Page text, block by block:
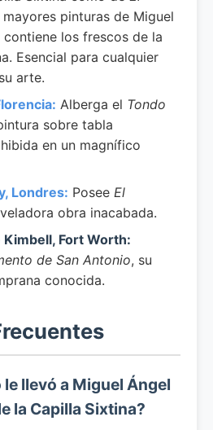
mayores pinturas de Miguel
contiene los frescos de la
Esencial para cualquier
arte.
Alberga el Tondo
sobre tabla
en un magnífico
Londres: Posee El
obra inacabada.
Fort Worth:
de San Antonio, su
conocida.
llevó a Miguel Ángel
la Capilla Sixtina?